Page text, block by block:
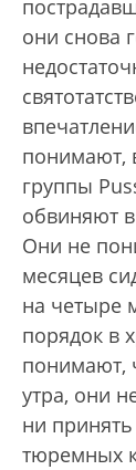
они снова
понимают,
группы
обвиняют в
Они не
месяцев
на четыре
порядок в
понимают,
утра, они
ни
тюремных